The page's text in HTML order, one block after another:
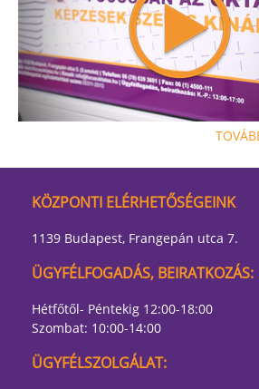
KÖZPONTI ELÉRHETŐSÉGEINK
1139 Budapest, Frangepán utca 7.
ÜGYFÉLFOGADÁS, BEIRATKOZÁS:
Hétfőtől- Péntekig 12:00-18:00
Szombat: 10:00-14:00
ÜGYFÉLSZOLGÁLAT: